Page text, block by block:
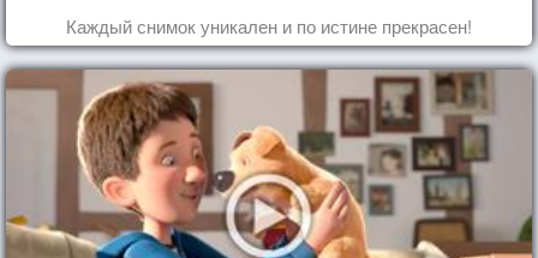
Каждый снимок уникален и по истине прекрасен!